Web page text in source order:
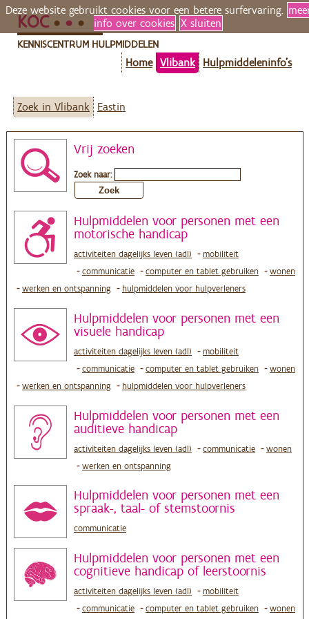
KOC
KENNISCENTRUM HULPMIDDELEN
Home Vlibank Hulpmiddeleninfo's
Zoek in Vlibank Eastin
Vrij zoeken
Zoek naar:
Hulpmiddelen voor personen met een
motorische handicap
activiteiten dagelijks leven (adl)
mobiliteit
communicatie
computer en tablet gebruiken
wonen
werken en ontspanning
hulpmiddelen voor hulpverleners
Hulpmiddelen voor personen met een
visuele handicap
activiteiten dagelijks leven (adl)
mobiliteit
communicatie
computer en tablet gebruiken
wonen
werken en ontspanning
hulpmiddelen voor hulpverleners
Hulpmiddelen voor personen met een
auditieve handicap
activiteiten dagelijks leven (adl) communicatie
wonen
werken en ontspanning
Hulpmiddelen voor personen met een
spraak-, taal- of stemstoornis
communicatie
Hulpmiddelen voor personen met een
cognitieve handicap of leerstoornis
activiteiten dagelijks leven (adl)
mobiliteit
communicatie
computer en tablet gebruiken wonen
Deze website gebruikt cookies voor een betere surfervaring.
info over cookies X sluiten